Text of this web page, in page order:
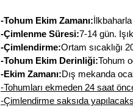
-Tohum Ekim Zamanı:
-Çimlenme Süresi:7-14 gün.
-Çimlendirme:Ortam sıcaklığı
-Tohum Ekim Derinliği:Tohum
-Ekim Zamanı:Dış mekanda
-Tohumları ekmeden 24 saat
-Çimlendirme saksıda